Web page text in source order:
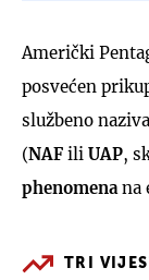
Američki
posvećen
službeno
(NAF ili UAP,
phenomena na
TRI